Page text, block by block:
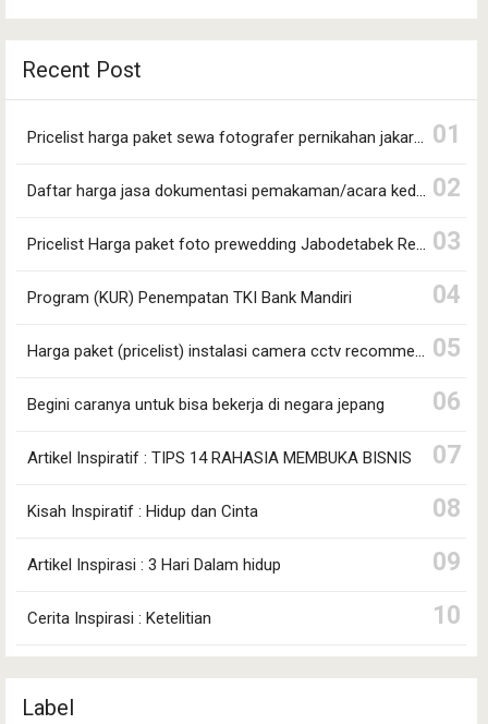
Dagangku.com ~ Weddingque menyediakan jasa
Recent Post
Program (KUR) Penempatan TKI Bank Mandiri
Begini caranya untuk bisa bekerja di negara jepang
Artikel Inspiratif : TIPS 14 RAHASIA MEMBUKA BISNIS
Kisah Inspiratif : Hidup dan Cinta
Artikel Inspirasi : 3 Hari Dalam hidup
Cerita Inspirasi : Ketelitian
Label